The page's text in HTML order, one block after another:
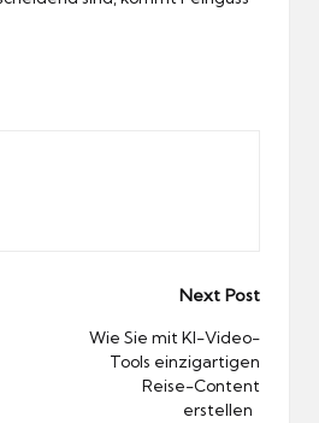
Next Post
Wie Sie mit KI-Video-
Tools einzigartigen
Reise-Content
erstellen